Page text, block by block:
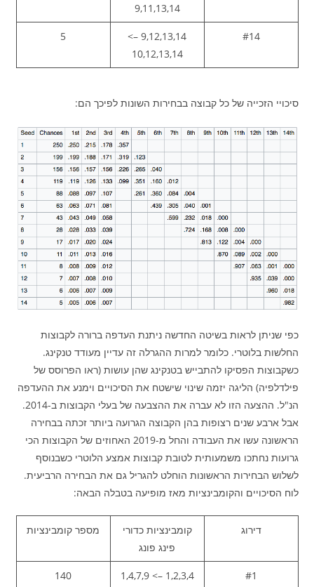
9,11,13,14
#14
9,12,13,14 –>
10,12,13,14
5
סיכויי הזכייה של כל קבוצה בבחירות השונות לפיכך הם:
כפי שניתן לראות בשיטה החדשה ניתנת העדפה ברורה לקבוצות
החלשות בלוטרי. כלומר למרות ההגרלה זה עדיין מעודד טנקינג.
כשקבוצות הפסיקו להתבייש בטנקינג שהן עושות (ראו הפרוסס של
פילדלפיה) הליגה יזמה שינוי שישטח את הסיכויים וימנע את ההעדפה
הנ"ל. ההצעה הזו לא עברה את ההצבעה של בעלי הקבוצות ב-2014.
אבל ארבע שנים רצופות בהן הקבוצה הגרועה ביותר זכתה בבחירה
הראשונה עשו את העבודה והחל מ-2019 האחוזים של הקבוצות הכי
גרועות נחתכו משמעותית לטובת קבוצות אמצע הלוטרי כשבנוסף
לשלוש הבחירות הראשונות הוחלט להגריל גם את הבחירה הרביעית.
לוח הסיכויים והקומבינציות מאז מופיעה בטבלה הבאה:
דירוג
קומבינציות כדורי
פינג פונג
מספר קומבינציות
#1
1,2,3,4 –> 1,4,7,9
140